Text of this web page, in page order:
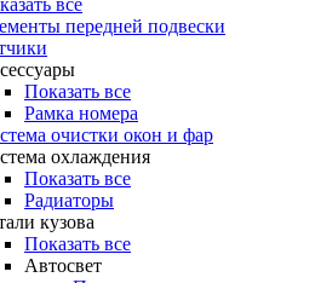
передней подвески
Показать все
Рамка номера
очистки окон и фар
охлаждения
Показать все
Радиаторы
кузова
Показать все
Автосвет